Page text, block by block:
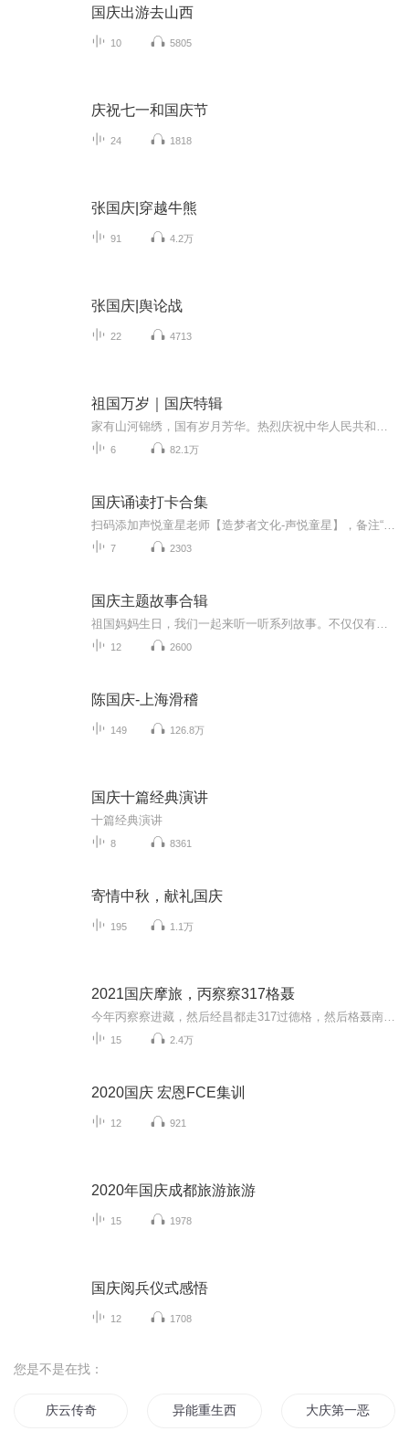
国庆出游去山西
10 5805
庆祝七一和国庆节
24 1818
张国庆|穿越牛熊
91 4.2万
张国庆|舆论战
22 4713
祖国万岁｜国庆特辑
6 82.1万
国庆诵读打卡合集
7 2303
国庆主题故事合辑
12 2600
陈国庆-上海滑稽
149 126.8万
国庆十篇经典演讲
十篇经典演讲
8 8361
寄情中秋，献礼国庆
195 1.1万
2021国庆摩旅，丙察察317格聂
15 2.4万
2020国庆 宏恩FCE集训
12 921
2020年国庆成都旅游旅游
15 1978
国庆阅兵仪式感悟
12 1708
您是不是在找：
庆云传奇 异能重生西门庆 大庆第一恶